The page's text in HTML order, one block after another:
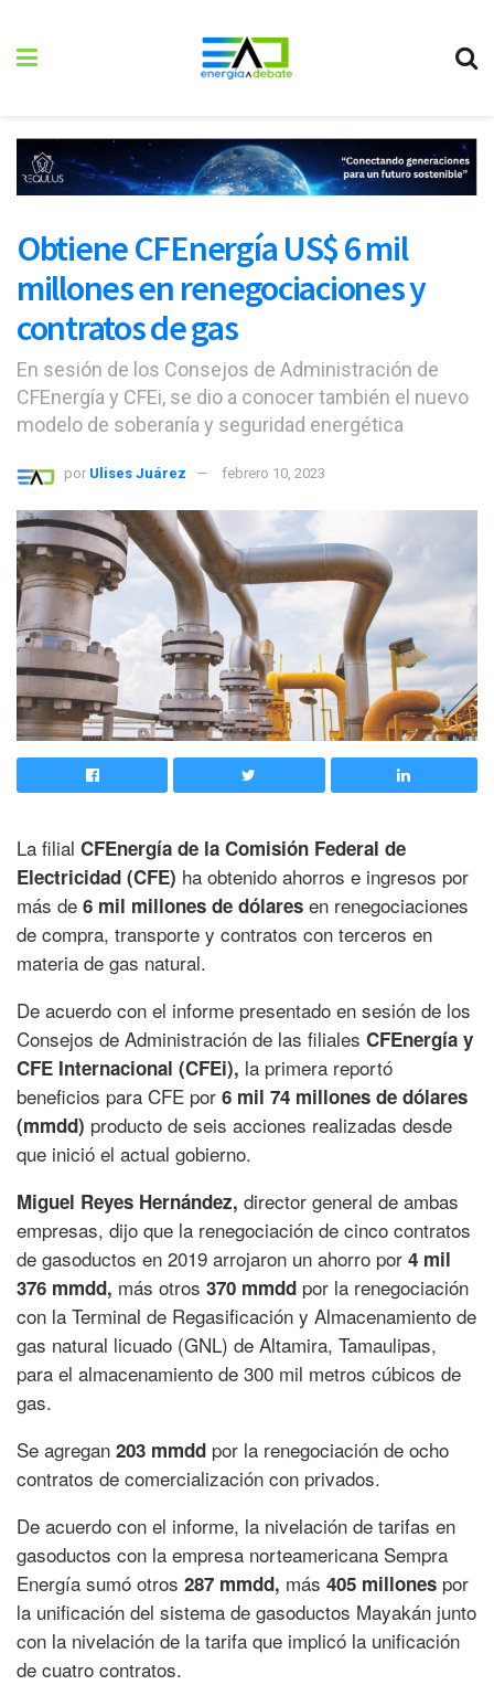
Obtiene CFEnergía US$ 6 mil
millones en renegociaciones y
contratos de gas
En sesión de los Consejos de Administración de
CFEnergía y CFEi, se dio a conocer también el nuevo
modelo de soberanía y seguridad energética
por Ulises Juárez febrero 10, 2023
La filial CFEnergía de la Comisión Federal de
Electricidad (CFE) ha obtenido ahorros e ingresos por
más de 6 mil millones de dólares en renegociaciones
de compra, transporte y contratos con terceros en
materia de gas natural.
De acuerdo con el informe presentado en sesión de los
Consejos de Administración de las filiales CFEnergía y
CFE Internacional (CFEi), la primera reportó
beneficios para CFE por 6 mil 74 millones de dólares
(mmdd) producto de seis acciones realizadas desde
que inició el actual gobierno.
Miguel Reyes Hernández, director general de ambas
empresas, dijo que la renegociación de cinco contratos
de gasoductos en 2019 arrojaron un ahorro por 4 mil
376 mmdd, más otros 370 mmdd por la renegociación
con la Terminal de Regasificación y Almacenamiento de
gas natural licuado (GNL) de Altamira, Tamaulipas,
para el almacenamiento de 300 mil metros cúbicos de
gas.
Se agregan 203 mmdd por la renegociación de ocho
contratos de comercialización con privados.
De acuerdo con el informe, la nivelación de tarifas en
gasoductos con la empresa norteamericana Sempra
Energía sumó otros 287 mmdd, más 405 millones por
la unificación del sistema de gasoductos Mayakán junto
con la nivelación de la tarifa que implicó la unificación
de cuatro contratos.